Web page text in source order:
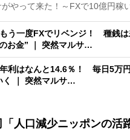
がやって来た！～FXで10億円稼
もう一度FXでリベンジ！ 種銭
お金” ｜ 突然マルサ…
年利はなんと14.6％！ 毎日5万
く ｜ 突然マルサ…
人口減少ニッポンの活